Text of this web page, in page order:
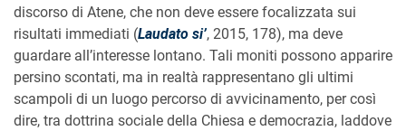
discorso di Atene, che non deve essere focalizzata sui
risultati immediati (Laudato si’, 2015, 178), ma deve
guardare all’interesse lontano. Tali moniti possono apparire
persino scontati, ma in realtà rappresentano gli ultimi
scampoli di un luogo percorso di avvicinamento, per così
dire, tra dottrina sociale della Chiesa e democrazia, laddove